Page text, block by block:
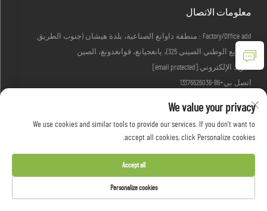
معلومات الاتصال
Factory/Office add : منطقة داوانغ الصناعية، بلدة هيشان (جنوب الطريق
السريع الوطني الصيني 325)، يانغجيانغ، قوانغدونغ، الصين
البريد الإلكتروني:
اتصل بي+86-13376626036
المحدودة. جميع الحقوق محفوظة -
We value your privacy
We use cookies and similar tools to provide our services. If you don't want to
accept all cookies, click Personalize cookies.
Personalize cookies
Accept all